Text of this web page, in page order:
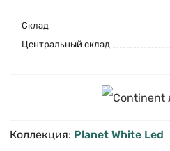
Cклад
Центральный склад
Коллекция: Planet White Led